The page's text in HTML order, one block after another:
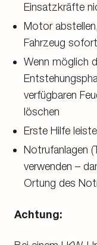
Einsatzkräfte
Motor
Fahrzeug
Wenn möglich
verfügbaren
löschen
Erste Hilfe
Notrufanlagen
verwenden –
Ortung des
Achtung: